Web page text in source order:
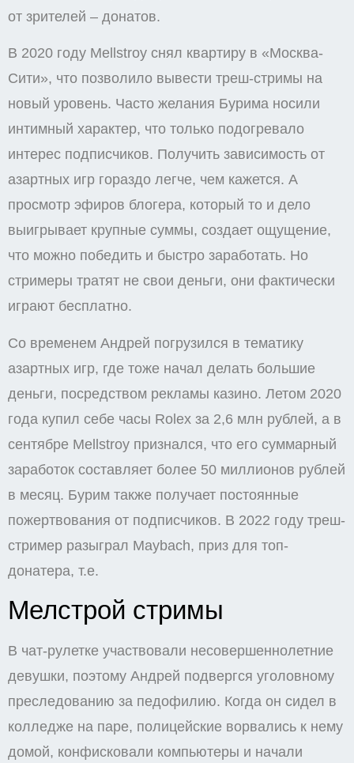
от зрителей – донатов.
В 2020 году Mellstroy снял квартиру в «Москва-
Сити», что позволило вывести треш-стримы на
новый уровень. Часто желания Бурима носили
интимный характер, что только подогревало
интерес подписчиков. Получить зависимость от
азартных игр гораздо легче, чем кажется. А
просмотр эфиров блогера, который то и дело
выигрывает крупные суммы, создает ощущение,
что можно победить и быстро заработать. Но
стримеры тратят не свои деньги, они фактически
играют бесплатно.
Со временем Андрей погрузился в тематику
азартных игр, где тоже начал делать большие
деньги, посредством рекламы казино. Летом 2020
года купил себе часы Rolex за 2,6 млн рублей, а в
сентябре Mellstroy признался, что его суммарный
заработок составляет более 50 миллионов рублей
в месяц. Бурим также получает постоянные
пожертвования от подписчиков. В 2022 году треш-
стример разыграл Maybach, приз для топ-
донатера, т.е.
Мелстрой стримы
В чат-рулетке участвовали несовершеннолетние
девушки, поэтому Андрей подвергся уголовному
преследованию за педофилию. Когда он сидел в
колледже на паре, полицейские ворвались к нему
домой, конфисковали компьютеры и начали